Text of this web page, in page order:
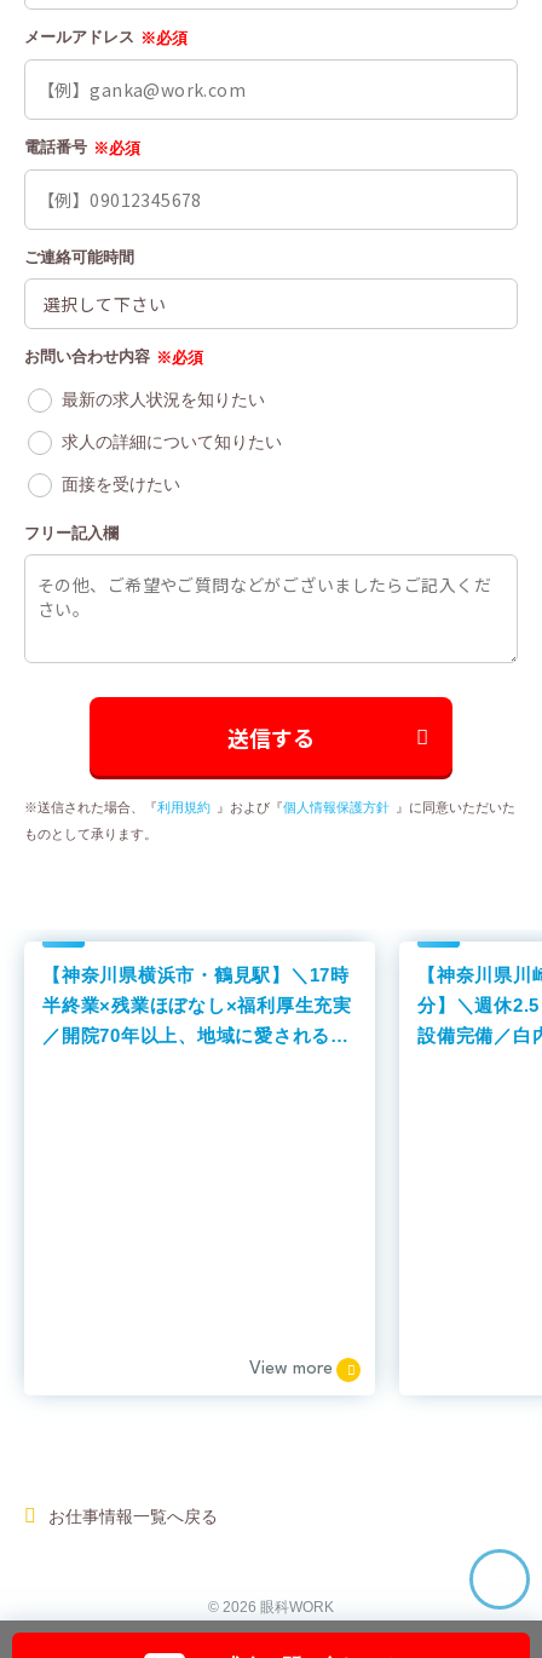
メールアドレス ※必須
電話番号 ※必須
ご連絡可能時間
お問い合わせ内容 ※必須
最新の求人状況を知りたい
求人の詳細について知りたい
面接を受けたい
フリー記入欄
※送信された場合、『利用規約 』および『個人情報保護方針
』に同意いただいた
ものとして承ります。
【神奈川県横浜市・鶴見駅】＼17時
半終業×残業ほぼなし×福利厚生充実
／開院70年以上、地域に愛される総
View more
【神奈川県
分】＼週休
設備完備／白
お仕事情報一覧へ戻る
© 2026 眼科WORK